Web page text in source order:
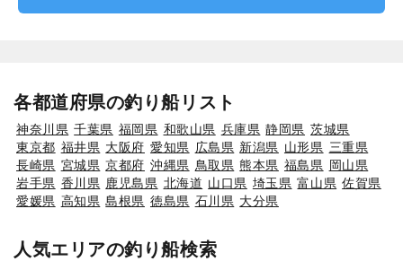
各都道府県の釣り船リスト
神奈川県 千葉県 福岡県 和歌山県 兵庫県 静岡県 茨城県
東京都 福井県 大阪府 愛知県 広島県 新潟県 山形県 三重県
長崎県 宮城県 京都府 沖縄県 鳥取県 熊本県 福島県 岡山県
岩手県 香川県 鹿児島県 北海道 山口県 埼玉県 富山県 佐賀県
愛媛県 高知県 島根県 徳島県 石川県 大分県
人気エリアの釣り船検索